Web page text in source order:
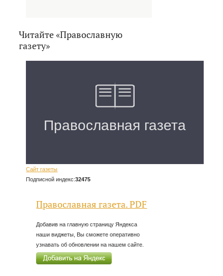
Читайте «Православную
газету»
Сайт газеты
Подписной индекс:32475
Православная газета. PDF
Добавив на главную страницу Яндекса
наши виджеты, Вы сможете оперативно
узнавать об обновлении на нашем сайте.